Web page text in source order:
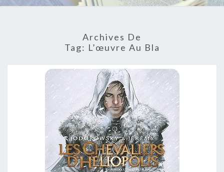
Archives De
Tag: L’œuvre Au Bla